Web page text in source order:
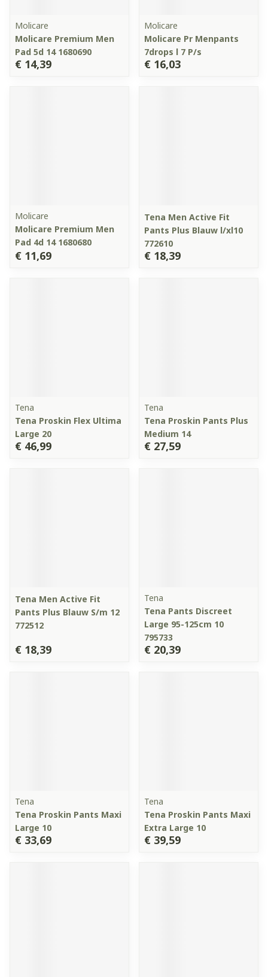
Molicare
Molicare Premium Men
Pad 5d 14 1680690
€ 14,39
Molicare
Molicare Pr Menpants
7drops l 7 P/s
€ 16,03
Molicare
Molicare Premium Men
Pad 4d 14 1680680
€ 11,69
Tena Men Active Fit
Pants Plus Blauw l/xl10
772610
€ 18,39
Tena
Tena Proskin Flex Ultima
Large 20
€ 46,99
Tena
Tena Proskin Pants Plus
Medium 14
€ 27,59
Tena Men Active Fit
Pants Plus Blauw S/m 12
772512
€ 18,39
Tena
Tena Pants Discreet
Large 95-125cm 10
795733
€ 20,39
Tena
Tena Proskin Pants Maxi
Large 10
€ 33,69
Tena
Tena Proskin Pants Maxi
Extra Large 10
€ 39,59